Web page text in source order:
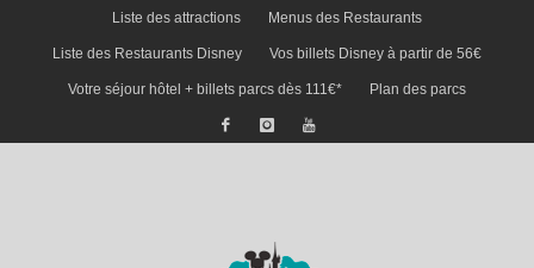
Liste des attractions Menus des Restaurants
Liste des Restaurants Disney Vos billets Disney à partir de 56€
Votre séjour hôtel + billets parcs dès 111€* Plan des parcs